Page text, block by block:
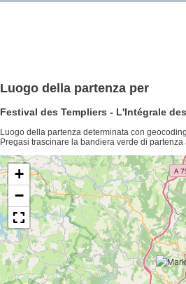
Luogo della partenza per
Festival des Templiers - L'Intégrale
Luogo della partenza determinata con
Pregasi trascinare la bandiera verde di
+
−